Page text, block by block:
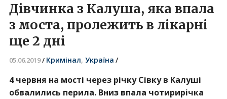
Дівчинка з Калуша, яка впала
з моста, пролежить в лікарні
ще 2 дні
05.06.2019/ Кримінал, Україна /
4 червня на мості через річку Сівку в Калуші
обвалились перила. Вниз впала чотирирічка